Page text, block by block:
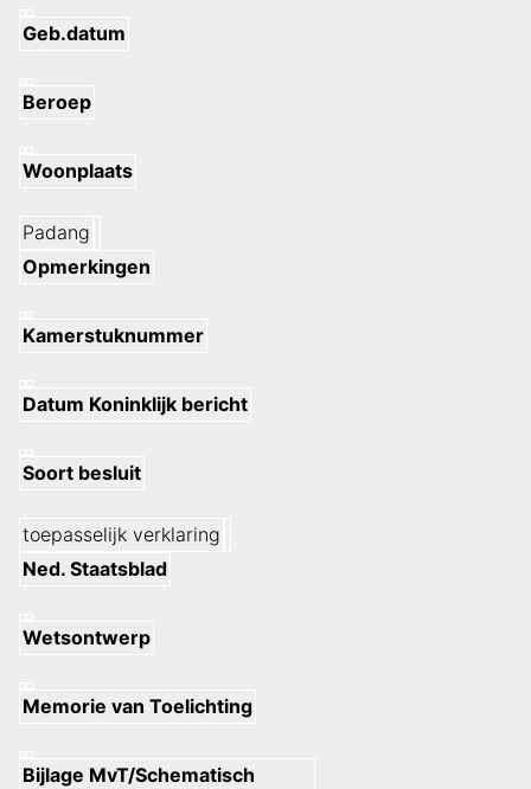
Geb.datum
Beroep
Woonplaats
Padang
Opmerkingen
Kamerstuknummer
Datum Koninklijk bericht
Soort besluit
toepasselijk verklaring
Ned. Staatsblad
Wetsontwerp
Memorie van Toelichting
Bijlage MvT/Schematisch